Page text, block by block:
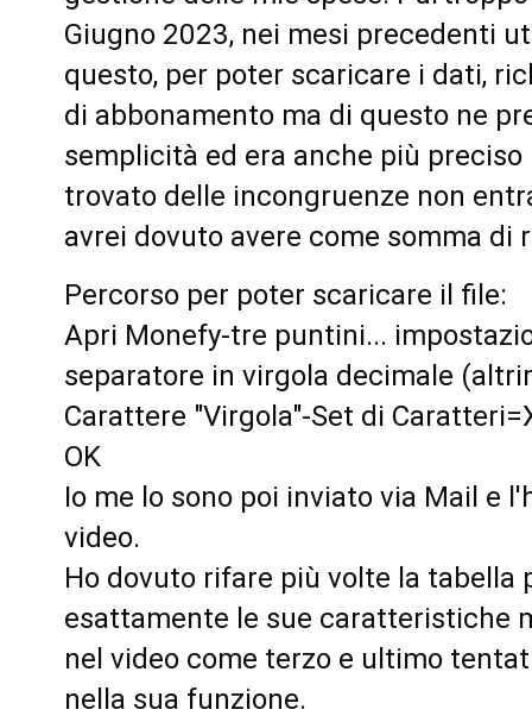
Giugno 2023, nei mesi precedenti
questo, per poter scaricare i dati,
di abbonamento ma di questo ne
semplicità ed era anche più
trovato delle incongruenze non
avrei dovuto avere come somma di
Percorso per poter scaricare il file:
Apri Monefy-tre puntini...
separatore in virgola decimale
Carattere "Virgola"-Set di
OK
Io me lo sono poi inviato via Mail e
video.
Ho dovuto rifare più volte la tabella
esattamente le sue caratteristiche
nel video come terzo e ultimo
nella sua funzione.